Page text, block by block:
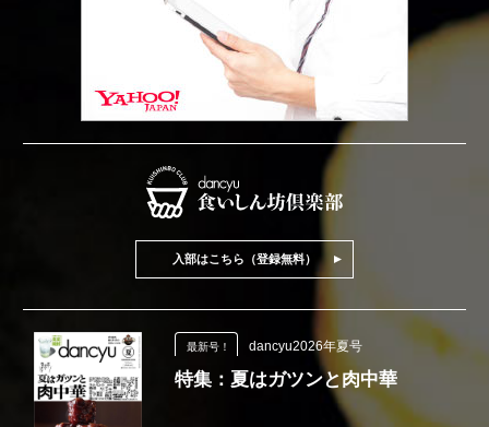
入部はこちら（登録無料）
最新号！ dancyu2026年夏号
特集：夏はガツンと肉中華